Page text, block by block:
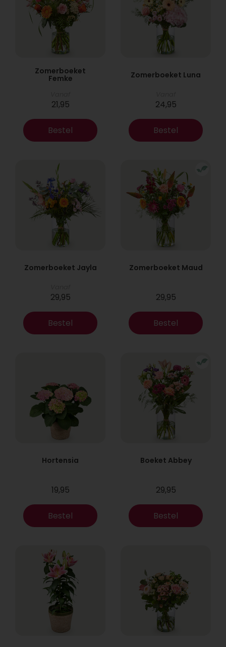
Zomerboeket
Femke
21,95
Bestel
Zomerboeket Luna
24,95
Bestel
Zomerboeket Jayla
29,95
Bestel
Zomerboeket Maud
29,95
Bestel
Hortensia
19,95
Bestel
Boeket Abbey
29,95
Bestel